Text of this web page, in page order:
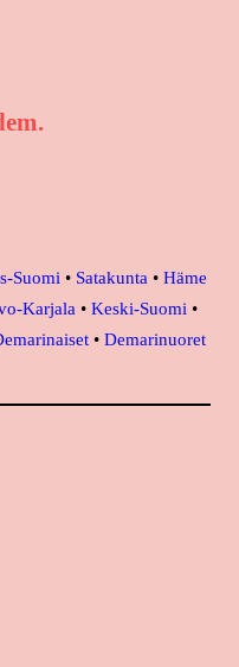
Suomi • Satakunta • Häme
Karjala • Keski-Suomi •
• Demarinuoret